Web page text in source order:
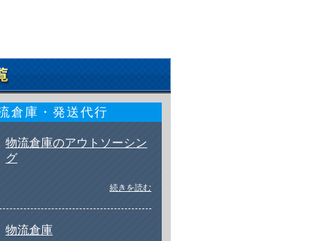
倉庫・発送代行
物流倉庫のアウトソーシン
グ
続きを読む
物流倉庫